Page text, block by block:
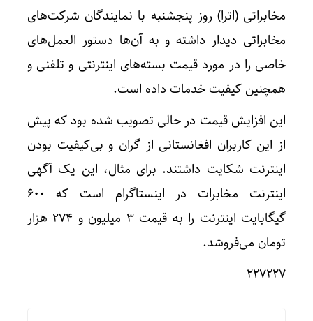
مخابراتی (اترا) روز پنجشنبه با نمایندگان شرکت‌های
مخابراتی دیدار داشته و به آن‌ها دستور العمل‌های
خاصی را در مورد قیمت بسته‌های اینترنتی و تلفنی و
همچنین کیفیت خدمات داده است.
این افزایش قیمت در حالی تصویب شده بود که پیش
از این کاربران افغانستانی از گران و بی‌کیفیت بودن
اینترنت شکایت داشتند. برای مثال، این یک آگهی
اینترنت مخابرات در اینستاگرام است که ۶۰۰
گیگابایت اینترنت را به قیمت ۳ میلیون و ۲۷۴ هزار
تومان می‌فروشد.
۲۲۷۲۲۷